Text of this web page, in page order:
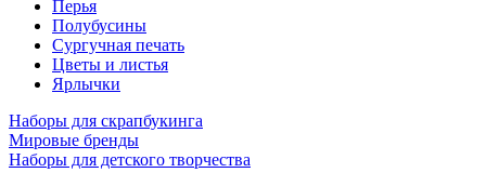
Перья
Полубусины
Сургучная печать
Цветы и листья
Ярлычки
Наборы для скрапбукинга
Мировые бренды
Наборы для детского творчества